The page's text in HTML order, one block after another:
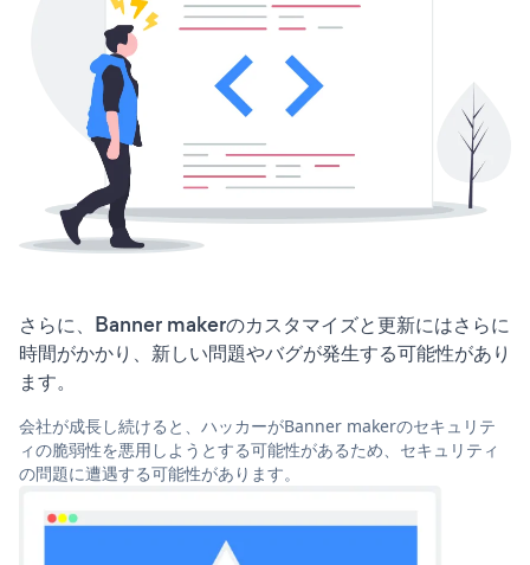
さらに、Banner makerのカスタマイズと更新にはさらに
時間がかかり、新しい問題やバグが発生する可能性があり
ます。
会社が成長し続けると、ハッカーがBanner makerのセキュリテ
ィの脆弱性を悪用しようとする可能性があるため、セキュリティ
の問題に遭遇する可能性があります。